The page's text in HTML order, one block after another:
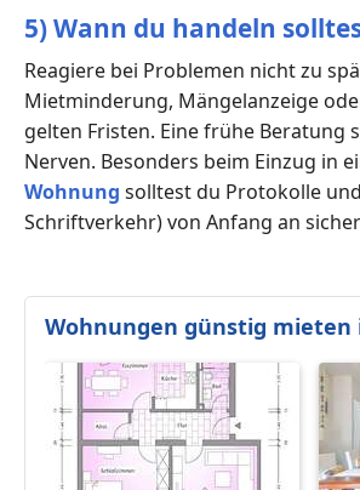
5) Wann du handeln
Reagiere bei Problemen nicht zu
Mietminderung, Mängelanzeige
gelten Fristen. Eine frühe Beratung
Nerven. Besonders beim Einzug in
Wohnung solltest du Protokolle
Schriftverkehr) von Anfang an
Wohnungen günstig mieten